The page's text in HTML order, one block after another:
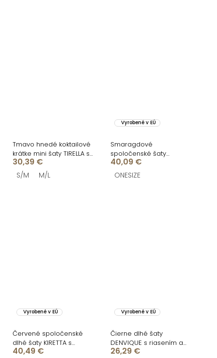
Tmavo hnedé koktailové
krátke mini šaty TIRELLA s
riasením
30,39 €
S/M M/L
Vyrobené v EÚ
Smaragdové
spoločenské šaty
ETNAVA na ramienka
40,09 €
ONESIZE
Vyrobené v EÚ
Červené spoločenské
dlhé šaty KIRETTA s
rázporkom
40,49 €
Vyrobené v EÚ
Čierne dlhé šaty
DENVIQUE s riasením a
rázporkom
26,29 €